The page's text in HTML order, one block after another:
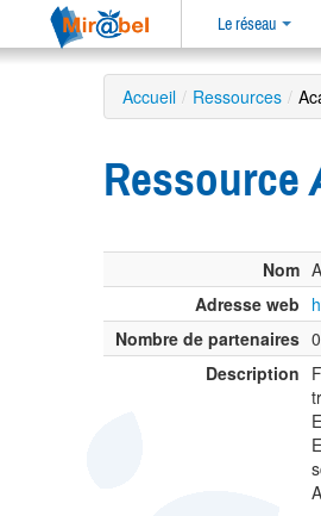
Le réseau
Accueil / Ressources /
Ressource
Nom
Adresse web
Nombre de partenaires 0
Description